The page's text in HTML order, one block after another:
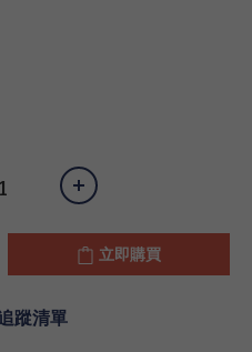
立即購買
蹤清單